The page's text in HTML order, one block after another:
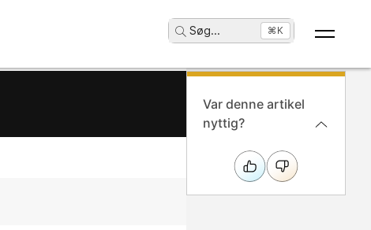
Søg... ⌘K
Var denne artikel
nyttig?